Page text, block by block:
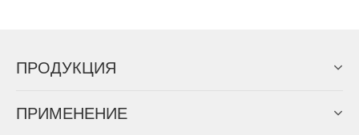
ПРОДУКЦИЯ
ПРИМЕНЕНИЕ